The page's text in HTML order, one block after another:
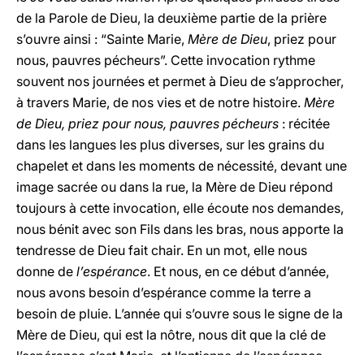
de la Parole de Dieu, la deuxième partie de la prière
s’ouvre ainsi : “Sainte Marie, Mère de Dieu, priez pour
nous, pauvres pécheurs”. Cette invocation rythme
souvent nos journées et permet à Dieu de s’approcher,
à travers Marie, de nos vies et de notre histoire. Mère
de Dieu, priez pour nous, pauvres pécheurs : récitée
dans les langues les plus diverses, sur les grains du
chapelet et dans les moments de nécessité, devant une
image sacrée ou dans la rue, la Mère de Dieu répond
toujours à cette invocation, elle écoute nos demandes,
nous bénit avec son Fils dans les bras, nous apporte la
tendresse de Dieu fait chair. En un mot, elle nous
donne de l’espérance. Et nous, en ce début d’année,
nous avons besoin d’espérance comme la terre a
besoin de pluie. L’année qui s’ouvre sous le signe de la
Mère de Dieu, qui est la nôtre, nous dit que la clé de